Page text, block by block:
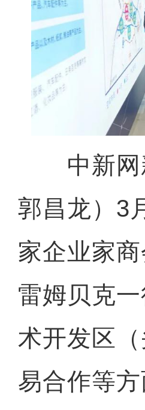
中新网
郭昌龙）3
家企业家商
雷姆贝克
术开发区
易合作等